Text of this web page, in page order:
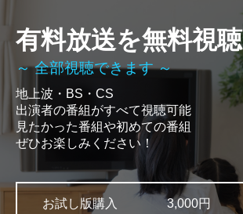
有料放送を無料視聴
～ 全部視聴できます ～
地上波・BS・CS
出演者の番組がすべて視聴可能
見たかった番組や初めての番組
ぜひお楽しみください！
お試し版購入 3,000円